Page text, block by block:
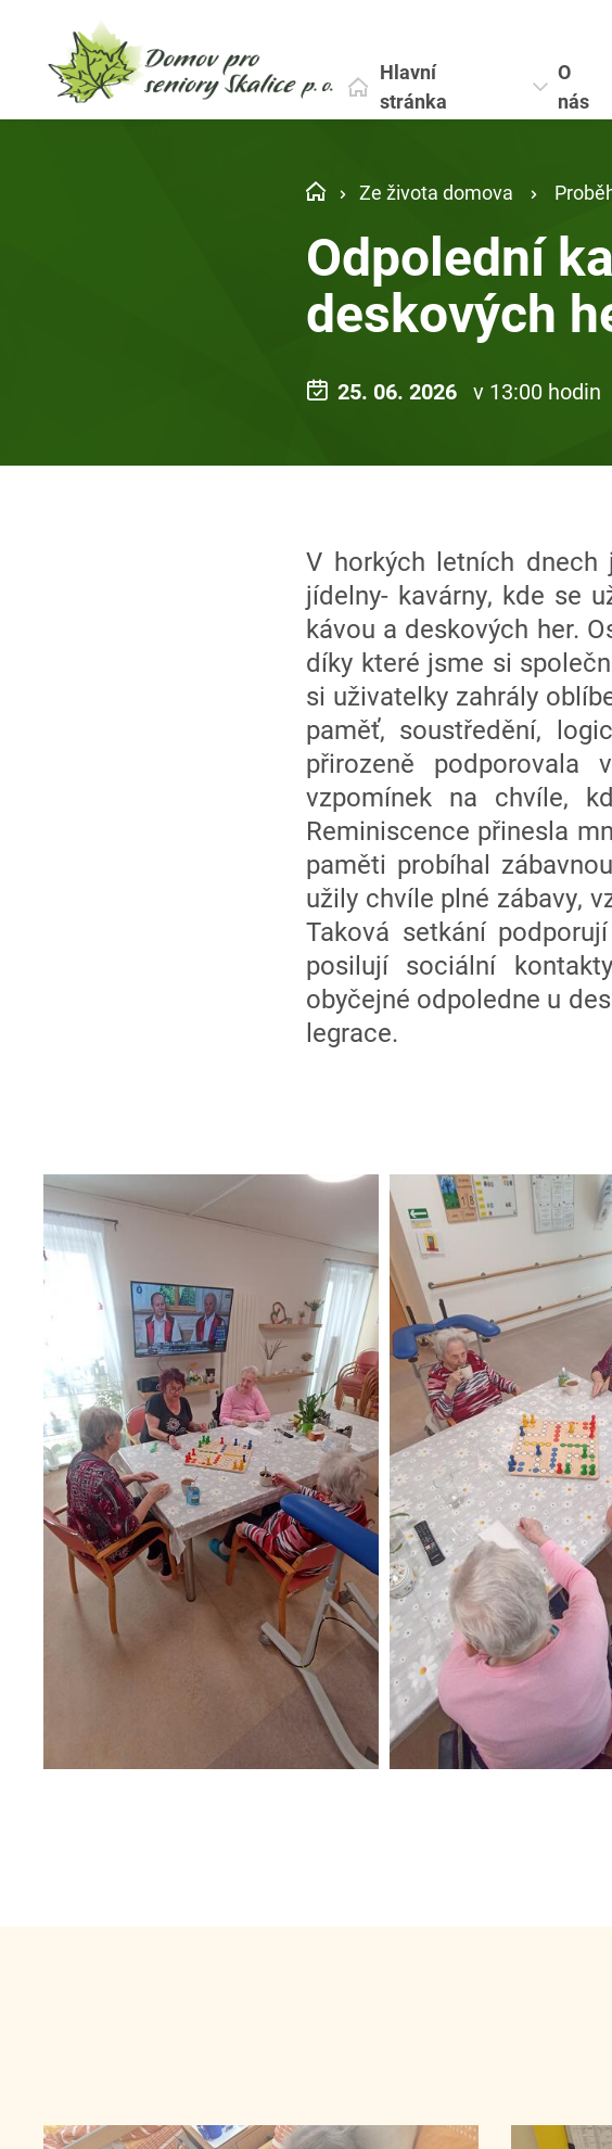
Hlavní
stránka
O
nás
Ze života domova
Odpolední
deskových
25. 06. 2026 v 13:00 hodin
V horkých letních
jídelny- kavárny, kde se
kávou a deskových her.
díky které jsme si
si uživatelky zahrály
paměť, soustředění,
přirozeně podporovala
vzpomínek na chvíle,
Reminiscence přinesla
paměti probíhal
užily chvíle plné zábavy,
Taková setkání
posilují sociální
obyčejné odpoledne u
legrace.